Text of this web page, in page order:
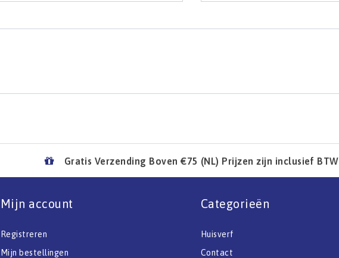
Gratis Verzending Boven €75 (NL) Prijzen zijn inclusief BTW
Mijn account
Registreren
Mijn bestellingen
Categorieën
Huisverf
Contact